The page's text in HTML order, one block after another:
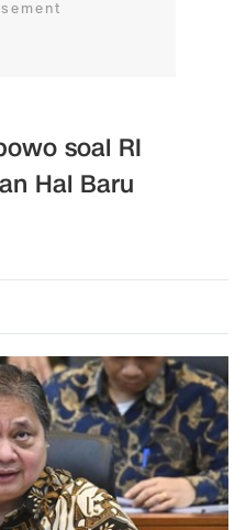
soal RI
Hal Baru